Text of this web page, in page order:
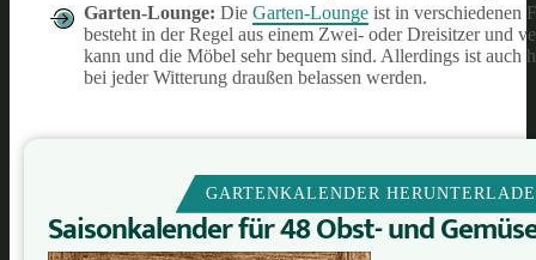
Garten-Lounge: Die Garten-Lounge ist in verschiedenen
besteht in der Regel aus einem Zwei- oder Dreisitzer und
kann und die Möbel sehr bequem sind. Allerdings ist
bei jeder Witterung draußen belassen werden.
GARTENKALENDER
Saisonkalender für 48 Obst- und